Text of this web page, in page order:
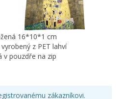
16*10*1 cm
z PET lahví
v pouzdře na zip
zákazníkovi.